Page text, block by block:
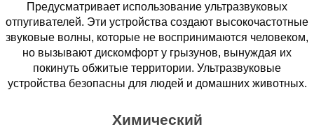
Предусматривает использование ультразвуковых
отпугивателей. Эти устройства создают высокочастотные
звуковые волны, которые не воспринимаются человеком,
но вызывают дискомфорт у грызунов, вынуждая их
покинуть обжитые территории. Ультразвуковые
устройства безопасны для людей и домашних животных.
Химический